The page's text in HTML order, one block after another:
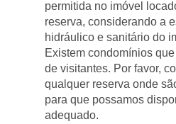
permitida no imóvel
reserva, considerando a
hidráulico e sanitário do
Existem condomínios
de visitantes. Por favor,
qualquer reserva onde
para que possamos
adequado.